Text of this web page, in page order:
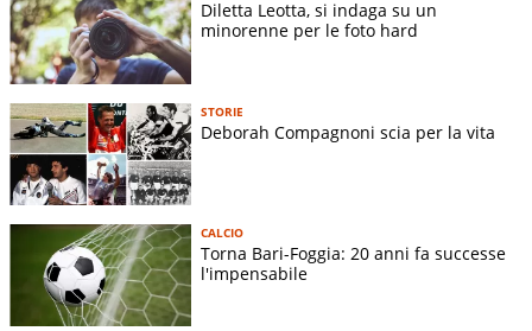
Diletta Leotta, si indaga su un
minorenne per le foto hard
STORIE
Deborah Compagnoni scia per la vita
CALCIO
Torna Bari-Foggia: 20 anni fa successe
l'impensabile